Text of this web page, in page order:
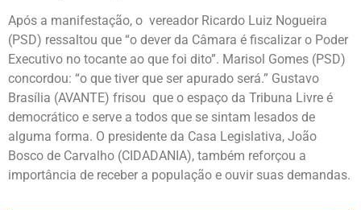
Após a manifestação, o vereador Ricardo Luiz Nogueira
(PSD) ressaltou que “o dever da Câmara é fiscalizar o Poder
Executivo no tocante ao que foi dito”. Marisol Gomes (PSD)
concordou: “o que tiver que ser apurado será.” Gustavo
Brasília (AVANTE) frisou que o espaço da Tribuna Livre é
democrático e serve a todos que se sintam lesados de
alguma forma. O presidente da Casa Legislativa, João
Bosco de Carvalho (CIDADANIA), também reforçou a
importância de receber a população e ouvir suas demandas.